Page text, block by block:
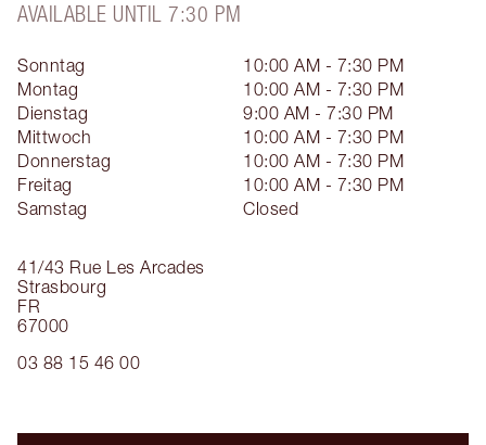
AVAILABLE UNTIL 7:30 PM
41/43 Rue Les Arcades
Strasbourg
FR
67000
03 88 15 46 00
Sonntag
10:00 AM - 7:30 PM
Montag
10:00 AM - 7:30 PM
Dienstag
9:00 AM - 7:30 PM
Mittwoch
10:00 AM - 7:30 PM
Donnerstag
10:00 AM - 7:30 PM
Freitag
10:00 AM - 7:30 PM
Samstag
Closed